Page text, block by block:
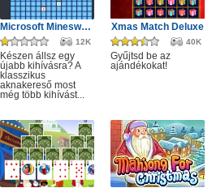
Microsoft Minesweeper
12K
Készen állsz egy
újabb kihívásra? A
klasszikus
aknakereső most
még több kihívást...
Xmas Match Deluxe
40K
Gyűjtsd be az
ajándékokat!